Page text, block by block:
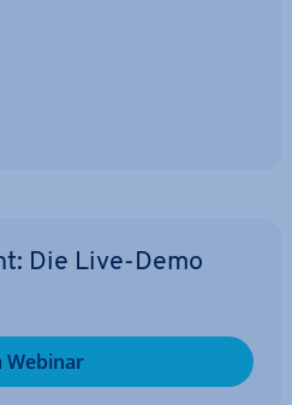
Die Live-Demo
Webinar